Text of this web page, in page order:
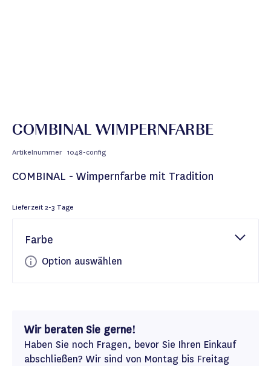
COMBINAL WIMPERNFARBE
Artikelnummer 1048-config
COMBINAL - Wimpernfarbe mit Tradition
Lieferzeit2-3 Tage
Farbe
Option auswählen
Wir beraten Sie gerne!
Haben Sie noch Fragen, bevor Sie Ihren Einkauf
abschließen? Wir sind von Montag bis Freitag